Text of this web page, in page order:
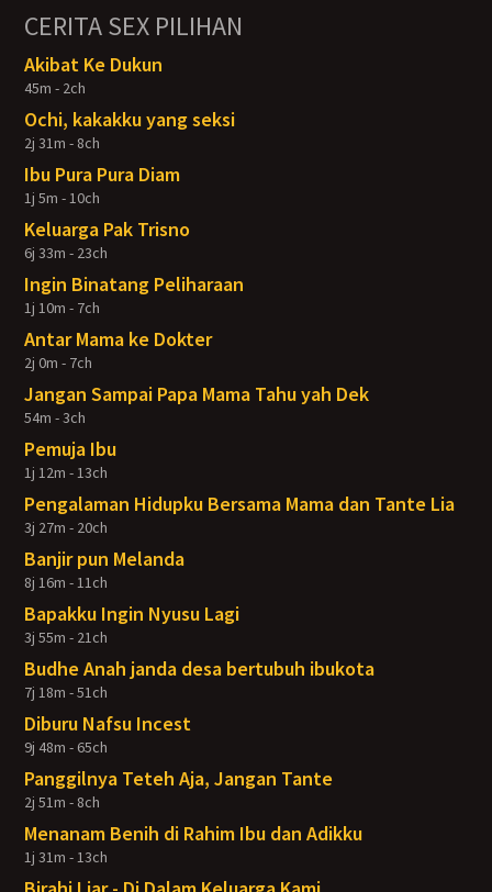
CERITA SEX PILIHAN
Akibat Ke Dukun
45m - 2ch
Ochi, kakakku yang seksi
2j 31m - 8ch
Ibu Pura Pura Diam
1j 5m - 10ch
Keluarga Pak Trisno
6j 33m - 23ch
Ingin Binatang Peliharaan
1j 10m - 7ch
Antar Mama ke Dokter
2j 0m - 7ch
Jangan Sampai Papa Mama Tahu yah Dek
54m - 3ch
Pemuja Ibu
1j 12m - 13ch
Pengalaman Hidupku Bersama Mama dan Tante Lia
3j 27m - 20ch
Banjir pun Melanda
8j 16m - 11ch
Bapakku Ingin Nyusu Lagi
3j 55m - 21ch
Budhe Anah janda desa bertubuh ibukota
7j 18m - 51ch
Diburu Nafsu Incest
9j 48m - 65ch
Panggilnya Teteh Aja, Jangan Tante
2j 51m - 8ch
Menanam Benih di Rahim Ibu dan Adikku
1j 31m - 13ch